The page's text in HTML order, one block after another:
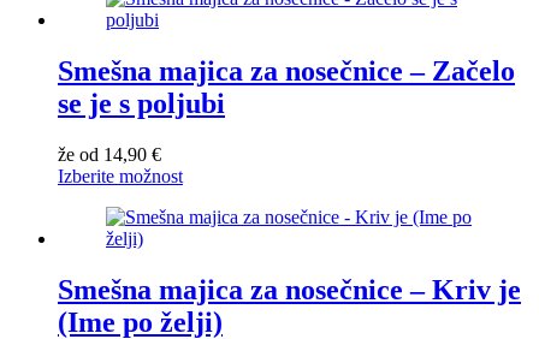
Smešna majica za nosečnice – Začelo
se je s poljubi
že od 14,90 €
Izberite možnost
Smešna majica za nosečnice – Kriv je
(Ime po želji)